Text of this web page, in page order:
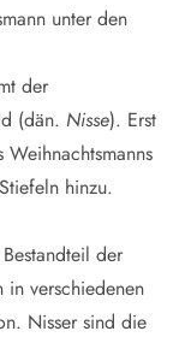
unter den
der
(dän. Nisse). Erst
hinzu.
der
in verschiedenen
Nisser sind die